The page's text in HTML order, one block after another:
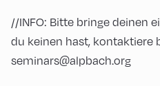
//INFO: Bitte bringe deinen
du keinen hast, kontaktiere
seminars@alpbach.org